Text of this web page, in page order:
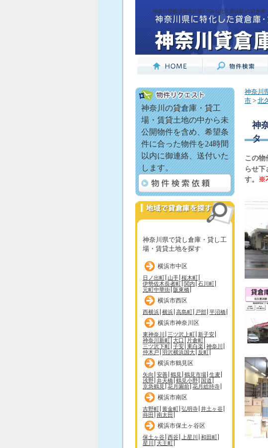
神奈川県横須賀市佐原1-756-1(北久里浜駅)の貸倉
神奈川の貸倉庫・貸工
場・賃貸土地の中から未
公開物件を含め、希望条
件に合った物件を24時間
以内に御連絡、送付いた
します。
神奈川県で貸し倉庫・貸し工
場・賃貸土地を探す
横浜市中区
日ノ出町 山手 桜木町
伊勢佐木長者町 関内 石川町
元町中華街 阪東橋
横浜市西区
西横浜 横浜 高島町 戸部 平沼橋
横浜市神奈川区
東神奈川 三ツ沢上町 新子安
神奈川新町 大口
片倉町
三ツ沢下町 子安 東白楽 神奈川
仲木戸 羽沢横浜国大 反町
横浜市鶴見区
矢向 安善 鶴見 鶴見市場 生麦
浅野 弁天橋 鶴見小野
国道
京急鶴見
花月園前 花月総持寺
横浜市南区
吉野町 黄金町 弘明寺 井土ヶ谷
蒔田 南太田
横浜市保土ヶ谷区
保土ヶ谷 西谷 上星川
和田町
星川
天王町
神奈川
市 > 北
神
タ
この物
らせ下
す。
※